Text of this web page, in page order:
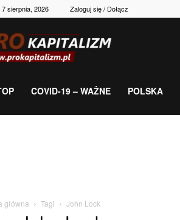
sierpnia, 2026 Zaloguj się / Dołącz
gospodarka,
COVID-19 – WAŻNE POLSKA
główna Tagi John Lock